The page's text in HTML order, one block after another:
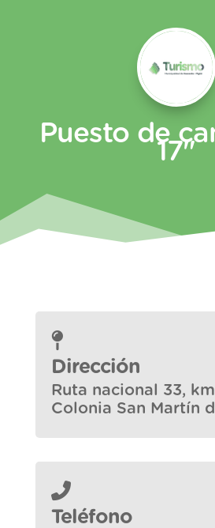
Puesto de
17"
Dirección
Ruta nacional 33,
Colonia San Martín
Teléfono